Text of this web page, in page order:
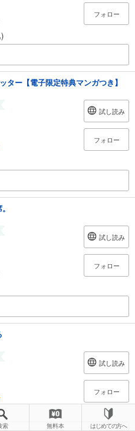
フォロー
ター【電子限定特典マンガつき】
試し読み
フォロー
試し読み
フォロー
試し読み
フォロー
索 無料本 はじめての方へ